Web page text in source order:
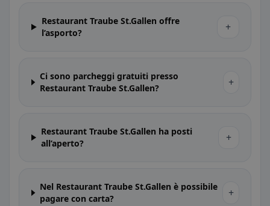
Restaurant Traube St.Gallen offre
l’asporto?
+
Ci sono parcheggi gratuiti presso
Restaurant Traube St.Gallen?
+
Restaurant Traube St.Gallen ha posti
all’aperto?
+
Nel Restaurant Traube St.Gallen è possibile
pagare con carta?
+